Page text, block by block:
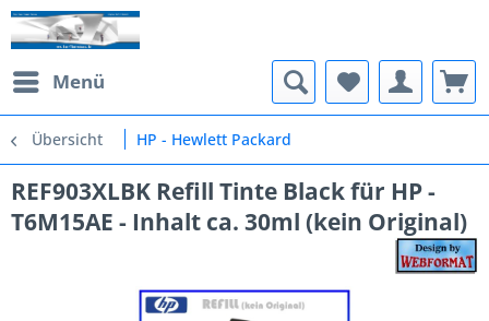
Menü
Übersicht HP - Hewlett Packard
REF903XLBK Refill Tinte Black für HP -
T6M15AE - Inhalt ca. 30ml (kein Original)